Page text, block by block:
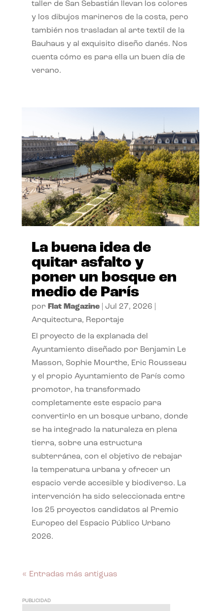
taller de San Sebastián llevan los colores
y los dibujos marineros de la costa, pero
también nos trasladan al arte textil de la
Bauhaus y al exquisito diseño danés. Nos
cuenta cómo es para ella un buen día de
verano.
La buena idea de
quitar asfalto y
poner un bosque en
medio de París
por Flat Magazine| Jul 27, 2026
Arquitectura, Reportaje
El proyecto de la explanada del
Ayuntamiento diseñado por Benjamin Le
Masson, Sophie Mourthe, Eric Rousseau
y el propio Ayuntamiento de París como
promotor, ha transformado
completamente este espacio para
convertirlo en un bosque urbano, donde
se ha integrado la naturaleza en plena
tierra, sobre una estructura
subterránea, con el objetivo de rebajar
la temperatura urbana y ofrecer un
espacio verde accesible y biodiverso. La
intervención ha sido seleccionada entre
los 25 proyectos candidatos al Premio
Europeo del Espacio Público Urbano
2026.
« Entradas más antiguas
PUBLICIDAD